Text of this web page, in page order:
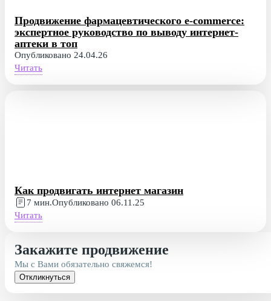
Продвижение фармацевтического e-commerce:
экспертное руководство по выводу интернет-
аптеки в топ
Опубликовано 24.04.26
Читать
Как продвигать интернет магазин
7 мин.Опубликовано 06.11.25
Читать
Закажите продвижение
Мы с Вами обязательно свяжемся!
Откликнуться